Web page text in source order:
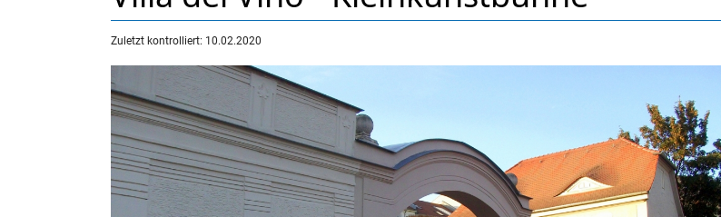
Zuletzt kontrolliert: 10.02.2020